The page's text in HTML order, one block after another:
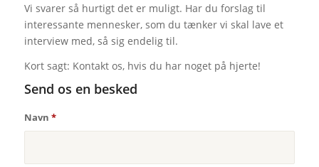
Vi svarer så hurtigt det er muligt. Har du forslag til
interessante mennesker, som du tænker vi skal lave et
interview med, så sig endelig til.
Kort sagt: Kontakt os, hvis du har noget på hjerte!
Send os en besked
Navn *